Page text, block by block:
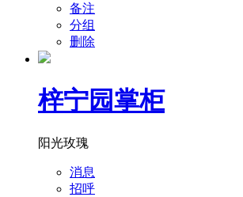
备注
分组
删除
梓宁园掌柜
阳光玫瑰
消息
招呼